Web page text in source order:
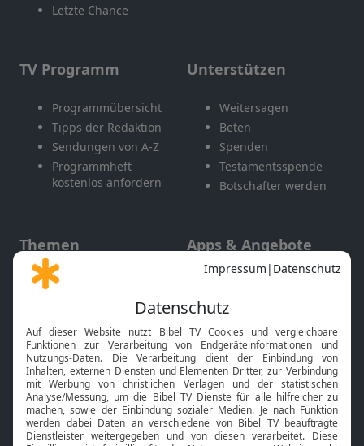
Letzte Chance
TV Programm
Programmübersicht
Tipps der Redaktion
Sendungen von A-Z
Programmheft
kostenlos anfordern
Unterstützen
Weitersagen
Beten
Spenden
Testamentsspende
Botschafter werden
Themen
Gott und Bibel erklärt
Neuigkeiten
Apps & Angebote
Mobile App
Smart TV
HbbTV
Bibelthek Online-Bibel
Nächster Gottesdienst